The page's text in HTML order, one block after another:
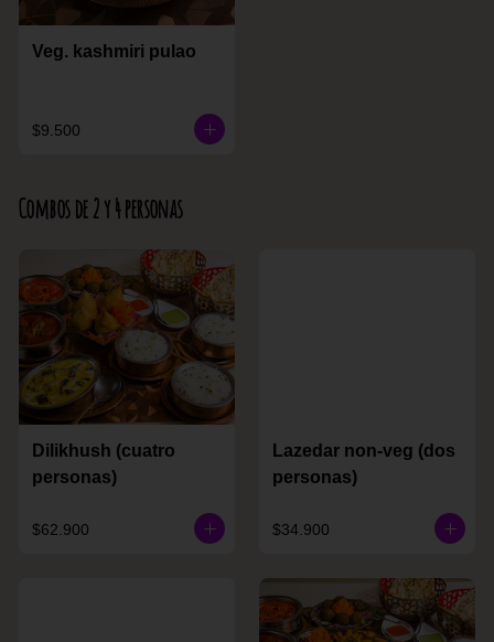
Veg. kashmiri pulao
$9.500
Combos de 2 y 4 personas
Dilikhush (cuatro
personas)
$62.900
Lazedar non-veg (dos
personas)
$34.900